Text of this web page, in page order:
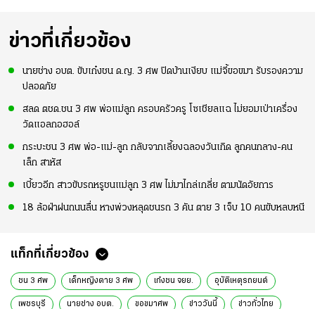
ข่าวที่เกี่ยวข้อง
นายช่าง อบต. ขับเก๋งชน ด.ญ. 3 ศพ ปิดบ้านเงียบ แม่จี้ขอขมา รับรองความ
ปลอดภัย
สลด ตชด.ชน 3 ศพ พ่อแม่ลูก ครอบครัวครู โซเชียลแฉ ไม่ยอมเป่าเครื่อง
วัดแอลกอฮอล์
กระบะชน 3 ศพ พ่อ-แม่-ลูก กลับจากเลี้ยงฉลองวันเกิด ลูกคนกลาง-คน
เล็ก สาหัส
เบี้ยวอีก สาวขับรถหรูชนแม่ลูก 3 ศพ ไม่มาไกล่เกลี่ย ตามนัดอัยการ
18 ล้อฝ่าฝนถนนลื่น หางพ่วงหลุดชนรถ 3 คัน ตาย 3 เจ็บ 10 คนขับหลบหนี
แท็กที่เกี่ยวข้อง
ชน 3 ศพ เด็กหญิงตาย 3 ศพ เก๋งชน จยย. อุบัติเหตุรถยนต์
เพชรบุรี นายช่าง อบต. ขอขมาศพ ข่าววันนี้ ข่าวทั่วไทย